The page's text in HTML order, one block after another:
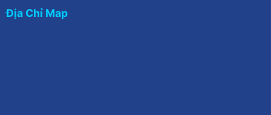
Địa Chỉ Map